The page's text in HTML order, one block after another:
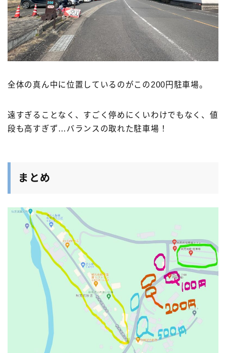
全体の真ん中に位置しているのがこの200円駐車場。
遠すぎることなく、すごく停めにくいわけでもなく、値
段も高すぎず…バランスの取れた駐車場！
まとめ